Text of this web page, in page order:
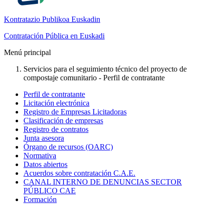
Kontratazio Publikoa Euskadin
Contratación Pública en Euskadi
Menú principal
Servicios para el seguimiento técnico del proyecto de
compostaje comunitario - Perfil de contratante
Perfil de contratante
Licitación electrónica
Registro de Empresas Licitadoras
Clasificación de empresas
Registro de contratos
Junta asesora
Órgano de recursos (OARC)
Normativa
Datos abiertos
Acuerdos sobre contratación C.A.E.
CANAL INTERNO DE DENUNCIAS SECTOR
PÚBLICO CAE
Formación